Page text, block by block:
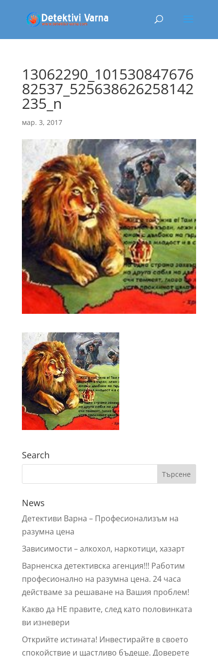
13062290_101530847676
82537_525638626258142
235_n
мар. 3, 2017
Search
News
Детективи Варна – Профeсионализъм на
разумна цена
Зависимости – алкохол, наркотици, хазарт
Варненска детективска агенция!!! Работим
професионално на разумна цена. 24 часа
действаме за решаване на Вашия проблем!
Какво да НЕ правите, след като половинката
ви изневери
Открийте истината! Инвестирайте в своето
спокойствие и щастливо бъдеще. Доверете